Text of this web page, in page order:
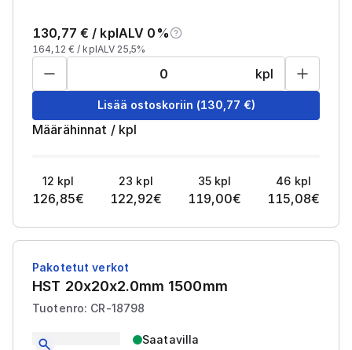
130,77 € / kplALV 0%
164,12 € / kplALV 25,5%
kpl
Lisää ostoskoriin (130,77 €)
Määrähinnat / kpl
12 kpl
126,85€
23 kpl
122,92€
35 kpl
119,00€
46 kpl
115,08€
Pakotetut verkot
HST 20x20x2.0mm 1500mm
Tuotenro: CR-18798
Saatavilla